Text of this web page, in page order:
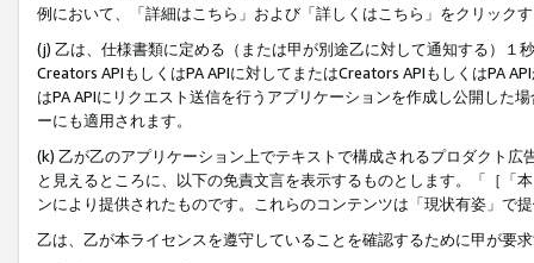
例において、「詳細はこちら」および「詳しくはこちら」をクリック
(j) 乙は、仕様書類に定める（または甲が別途乙に対して通知する）
Creators APIもしくはPA APIに対してまたはCreators APIもしくはPA
はPA APIにリクエスト送信を行うアプリケーションを作成し公開した
ーにも適用されます。
(k) 乙が乙のアプリケーション上でテキストで構成されるプロダクト
と見えるところに、以下の免責文言を表示するものとします。「［「
ンにより提供されたものです。これらのコンテンツは「現状有姿」で
乙は、乙が本ライセンスを遵守していることを確認するために甲が要